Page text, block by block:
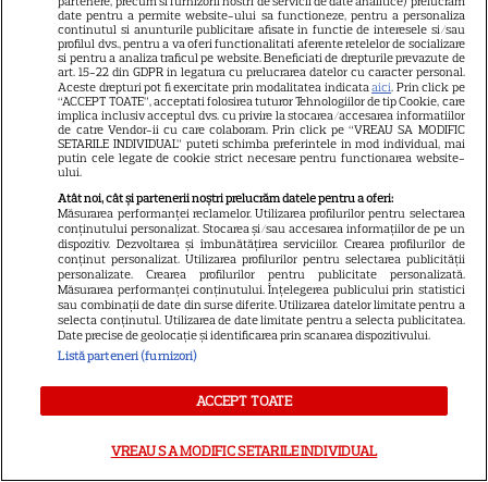
Ce a aflat Daniela despre
Valentin A DEVASTAT-O și abia
s-a oprit din plâns! Dezvăluirea
făcută ÎN FAȚA CAMERELOR a
luat prin surprindere chiar și
fanii emisiunii Casa Iubirii: "Nu
mă așteptam! Am aflat..."
„Casa iubirii”, a ajuns pe patul
date pentru a permite website-ului sa functioneze, pentru a personaliza
continutul si anunturile publicitare afisate in functie de interesele si/sau
profilul dvs., pentru a va oferi functionalitati aferente retelelor de socializare
si pentru a analiza traficul pe website. Beneficiati de drepturile prevazute de
art. 15-22 din GDPR in legatura cu prelucrarea datelor cu caracter personal.
Aceste drepturi pot fi exercitate prin modalitatea indicataaici. Prin click pe
“ACCEPT TOATE”, acceptati folosirea tuturor Tehnologiilor de tip Cookie, care
implica inclusiv acceptul dvs. cu privire la stocarea/accesarea informatiilor
de catre Vendor-ii cu care colaboram. Prin click pe “VREAU SA MODIFIC
SETARILE INDIVIDUAL” puteti schimba preferintele in mod individual, mai
putin cele legate de cookie strict necesare pentru functionarea website-
ului.
Atât noi, cât și partenerii noștri prelucrăm datele pentru a oferi:
Măsurarea performanței reclamelor. Utilizarea profilurilor pentru selectarea
conținutului personalizat. Stocarea și/sau accesarea informațiilor de pe un
dispozitiv. Dezvoltarea și îmbunătățirea serviciilor. Crearea profilurilor de
conținut personalizat. Utilizarea profilurilor pentru selectarea publicității
personalizate. Crearea profilurilor pentru publicitate personalizată.
Măsurarea performanței conținutului. Înțelegerea publicului prin statistici
sau combinații de date din surse diferite. Utilizarea datelor limitate pentru a
selecta conținutul. Utilizarea de date limitate pentru a selecta publicitatea.
Date precise de geolocație și identificarea prin scanarea dispozitivului.
Listă parteneri (furnizori)
ACCEPT TOATE
VREAU SA MODIFIC SETARILE INDIVIDUAL